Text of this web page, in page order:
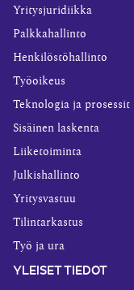
Yritysjuridiikka
Palkkahallinto
Henkilöstöhallinto
Työoikeus
Teknologia ja prosessit
Sisäinen laskenta
Liiketoiminta
Julkishallinto
Yritysvastuu
Tilintarkastus
Työ ja ura
YLEISET TIEDOT